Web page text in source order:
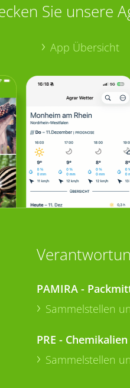
Sie unsere
App Übersicht
PAMIRA -
Sammelstellen
PRE -
Sammelstellen